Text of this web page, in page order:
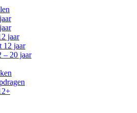
jaar
12 jaar
– 20 jaar